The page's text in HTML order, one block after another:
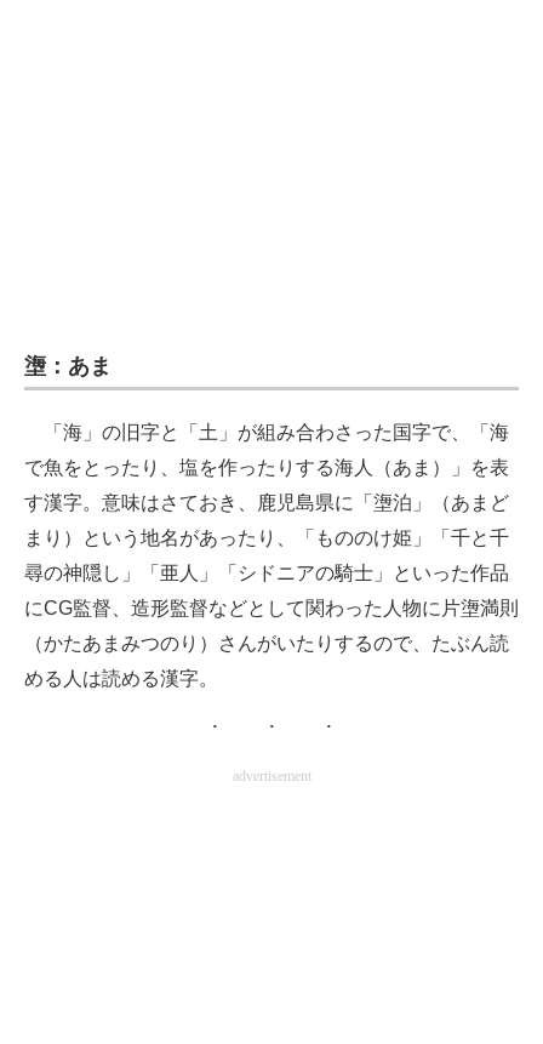
塰：あま
「海」の旧字と「土」が組み合わさった国字で、「海
で魚をとったり、塩を作ったりする海人（あま）」を表
す漢字。意味はさておき、鹿児島県に「塰泊」（あまど
まり）という地名があったり、「もののけ姫」「千と千
尋の神隠し」「亜人」「シドニアの騎士」といった作品
にCG監督、造形監督などとして関わった人物に片塰満則
（かたあまみつのり）さんがいたりするので、たぶん読
める人は読める漢字。
advertisement